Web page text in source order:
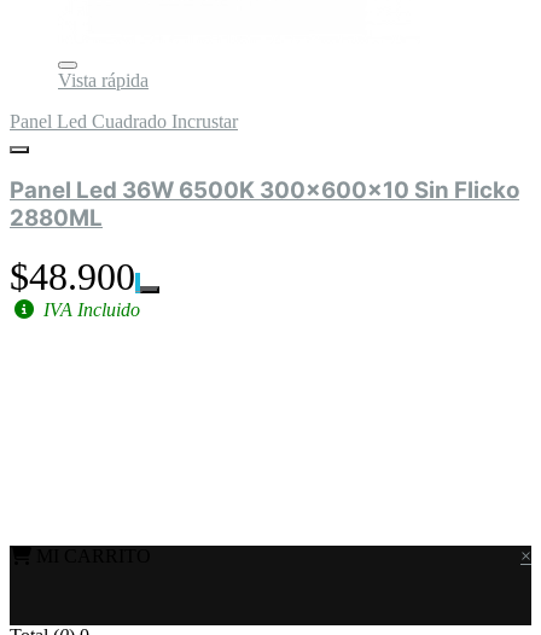
Vista rápida
Panel Led Cuadrado Incrustar
Panel Led 36W 6500K 300x600x10 Sin Flicko
2880ML
$48.900
IVA Incluido
×